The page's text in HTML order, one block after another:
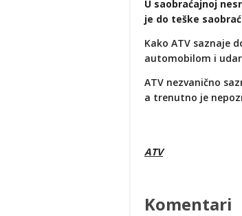
U saobraćajnoj
je do teške
Kako ATV saznaje
automobilom i
ATV nezvanično
a trenutno je
ATV
Komentari